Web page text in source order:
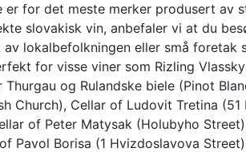
er for det meste merker produsert av
slovakisk vin, anbefaler vi at du
lokalbefolkningen eller små foretak
for visse viner som Rizling Vlassky
og Rulandske biele (Pinot
Church), Cellar of Ludovit Tretina (51
of Peter Matysak (Holubyho
Pavol Borisa (1 Hvizdoslavova